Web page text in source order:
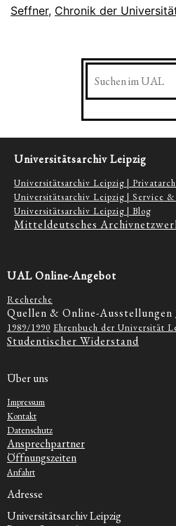
Seffner, Chronik der
Suchen
Universitätsarchiv Leipzig
Universitätsarchiv Leipzig |
Universitätsarchiv Leipzig | Service
Universitätsarchiv Leipzig | Blog
Mitteldeutsches
UAL Online-Angebot
Recherche
Quellen & Online-Ausstellungen
1989/1990 Ehrenbuch der Universität
Studentischer Widerstand
Über uns
Impressum
Kontakt
Datenschutz
Ansprechpartner
Öffnungszeiten
Anfahrt
Adresse
Universitätsarchiv Leipzig